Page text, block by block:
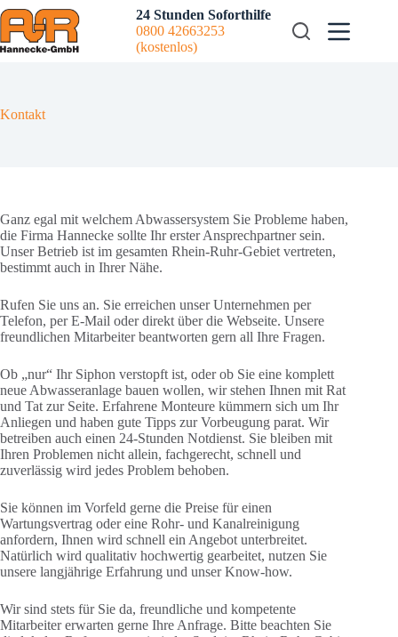
Zum
Inhalt
springen
24 Stunden Soforthilfe
0800 42663253
(kostenlos)
Kontakt
Ganz egal mit welchem Abwassersystem Sie Probleme haben,
die Firma Hannecke sollte Ihr erster Ansprechpartner sein.
Unser Betrieb ist im gesamten Rhein-Ruhr-Gebiet vertreten,
bestimmt auch in Ihrer Nähe.
Rufen Sie uns an. Sie erreichen unser Unternehmen per
Telefon, per E-Mail oder direkt über die Webseite. Unsere
freundlichen Mitarbeiter beantworten gern all Ihre Fragen.
Ob „nur“ Ihr Siphon verstopft ist, oder ob Sie eine komplett
neue Abwasseranlage bauen wollen, wir stehen Ihnen mit Rat
und Tat zur Seite. Erfahrene Monteure kümmern sich um Ihr
Anliegen und haben gute Tipps zur Vorbeugung parat. Wir
betreiben auch einen 24-Stunden Notdienst. Sie bleiben mit
Ihren Problemen nicht allein, fachgerecht, schnell und
zuverlässig wird jedes Problem behoben.
Sie können im Vorfeld gerne die Preise für einen
Wartungsvertrag oder eine Rohr- und Kanalreinigung
anfordern, Ihnen wird schnell ein Angebot unterbreitet.
Natürlich wird qualitativ hochwertig gearbeitet, nutzen Sie
unsere langjährige Erfahrung und unser Know-how.
Wir sind stets für Sie da, freundliche und kompetente
Mitarbeiter erwarten gerne Ihre Anfrage. Bitte beachten Sie